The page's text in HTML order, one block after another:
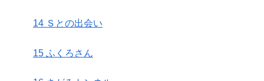
14 Ｓとの出会い
15 ふくろさん